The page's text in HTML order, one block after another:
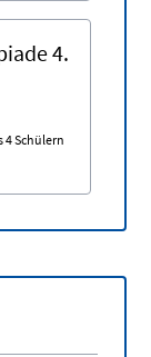
4.
Schülern